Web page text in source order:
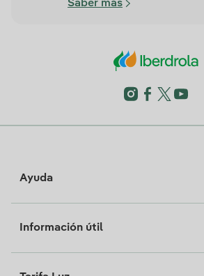
Saber más
Ayuda
Información útil